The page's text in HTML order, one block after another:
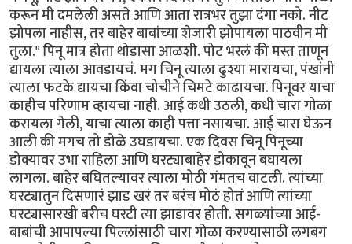
करून मी दमलेली असते आणि आता रात्रभर तुझा दंगा नको. नीट
झोपला नाहीस, तर बाहेर बाबांच्या शेजारी झोपायला पाठवीन मी
तुला." पिनू मात्र होता थोडासा आळशी. पोट भरलं की मस्त ताणून
द्यायला त्याला आवडायचं. मग चिनू त्याला ढुश्या मारायचा, पंखांनी
त्याला फटके द्यायचा किंवा चोचीने चिमटे काढायचा. पिनूवर याचा
काहीच परिणाम व्हायचा नाही. आई कधी उठली, कधी चारा गोळा
करायला गेली, याचा त्याला काही पत्ता नसायचा. आई चारा घेऊन
आली की मगच तो डोळे उघडायचा. एक दिवस चिनू पिनूच्या
डोक्यावर उभा राहिला आणि घरट्याबाहेर डोकावून बघायला
लागला. बाहेर बघितल्यावर त्याला मोठी गंमतच वाटली. त्यांच्या
घरट्यातुन दिसणारं झाड खरं तर बरंच मोठं होतं आणि त्यांच्या
घरट्यासारखी बरीच घरटी त्या झाडावर होती. सगळ्यांच्या आई-
बाबांची आपापल्या पिल्लांसाठी चारा गोळा करण्यासाठी लगबग